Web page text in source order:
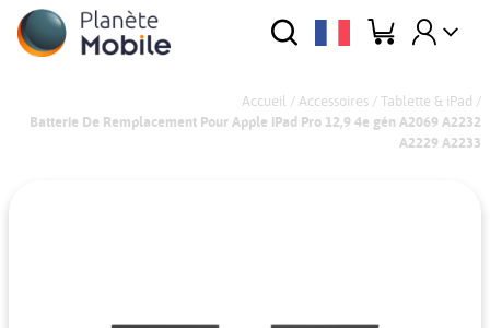
Accueil / Accessoires / Tablette & iPad /
Batterie De Remplacement Pour Apple iPad Pro 12,9 4e gén A2069 A2232
A2229 A2233